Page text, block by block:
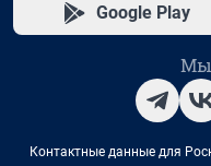
Google Play
Мы
Контактные данные для